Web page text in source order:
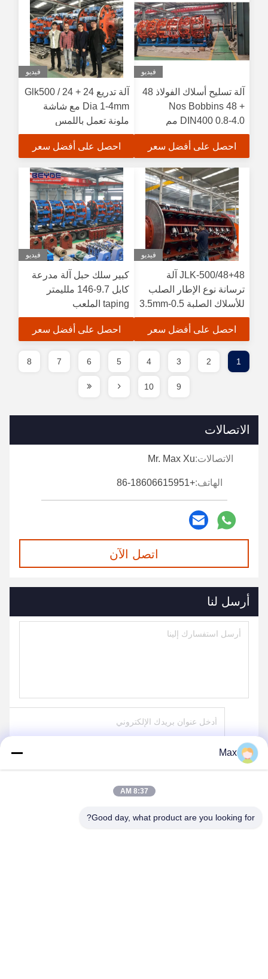
فيديو
آلة تسليح أسلاك الفولاذ 48
+ 48 Nos Bobbins
DIN400 0.8-4.0 مم
احصل على أفضل سعر
فيديو
آلة تدريع Glk500 / 24 + 24
Dia 1-4mm مع شاشة
ملونة تعمل باللمس
احصل على أفضل سعر
فيديو
JLK-500/48+48 آلة
ترسانة نوع الإطار الصلب
للأسلاك الصلبة 0.5-3.5mm
احصل على أفضل سعر
فيديو
كبير سلك حبل آلة مدرعة
كابل 9.7-146 ملليمتر
taping الملعب
احصل على أفضل سعر
1
2
3
4
5
6
7
8
9
10
الاتصالات
الاتصالات:Mr. Max Xu
الهاتف:+86-18606615951
اتصل الآن
أرسل لنا
Max
8:37 AM
Good day, what product are you looking for?